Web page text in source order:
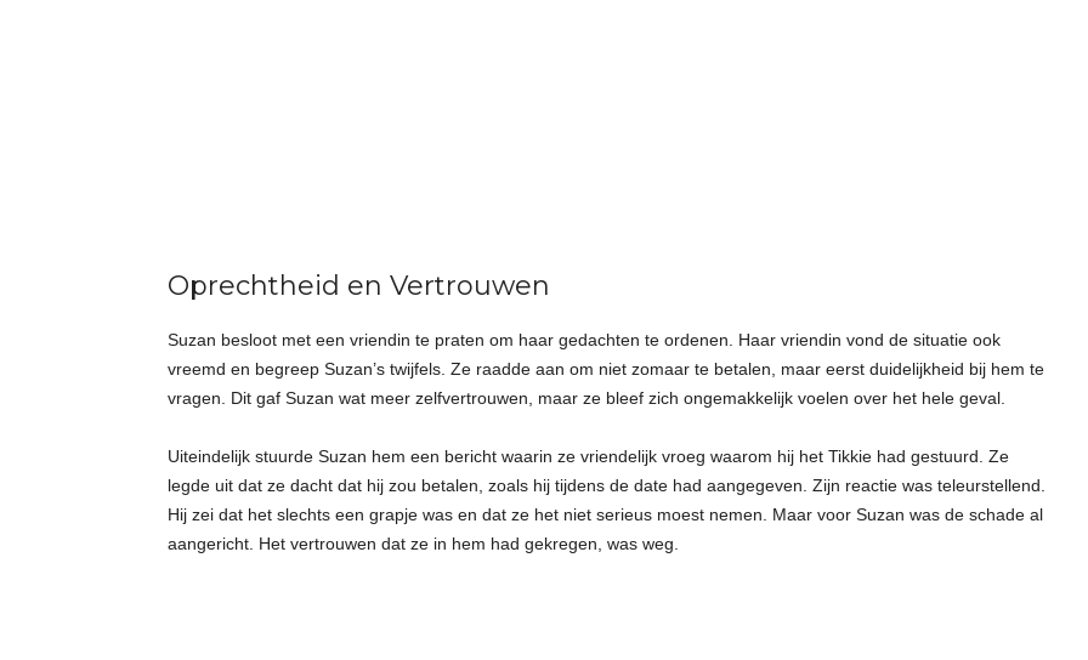
Oprechtheid en Vertrouwen
Suzan besloot met een vriendin te praten om haar gedachten te ordenen. Haar vriendin vond de situatie ook
vreemd en begreep Suzan’s twijfels. Ze raadde aan om niet zomaar te betalen, maar eerst duidelijkheid bij hem te
vragen. Dit gaf Suzan wat meer zelfvertrouwen, maar ze bleef zich ongemakkelijk voelen over het hele geval.
Uiteindelijk stuurde Suzan hem een bericht waarin ze vriendelijk vroeg waarom hij het Tikkie had gestuurd. Ze
legde uit dat ze dacht dat hij zou betalen, zoals hij tijdens de date had aangegeven. Zijn reactie was teleurstellend.
Hij zei dat het slechts een grapje was en dat ze het niet serieus moest nemen. Maar voor Suzan was de schade al
aangericht. Het vertrouwen dat ze in hem had gekregen, was weg.